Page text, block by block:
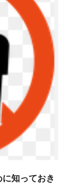
知っておき